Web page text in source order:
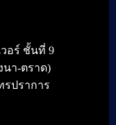
วอร์ ชั้นที่ 9
นา-ตราด)
รปราการ